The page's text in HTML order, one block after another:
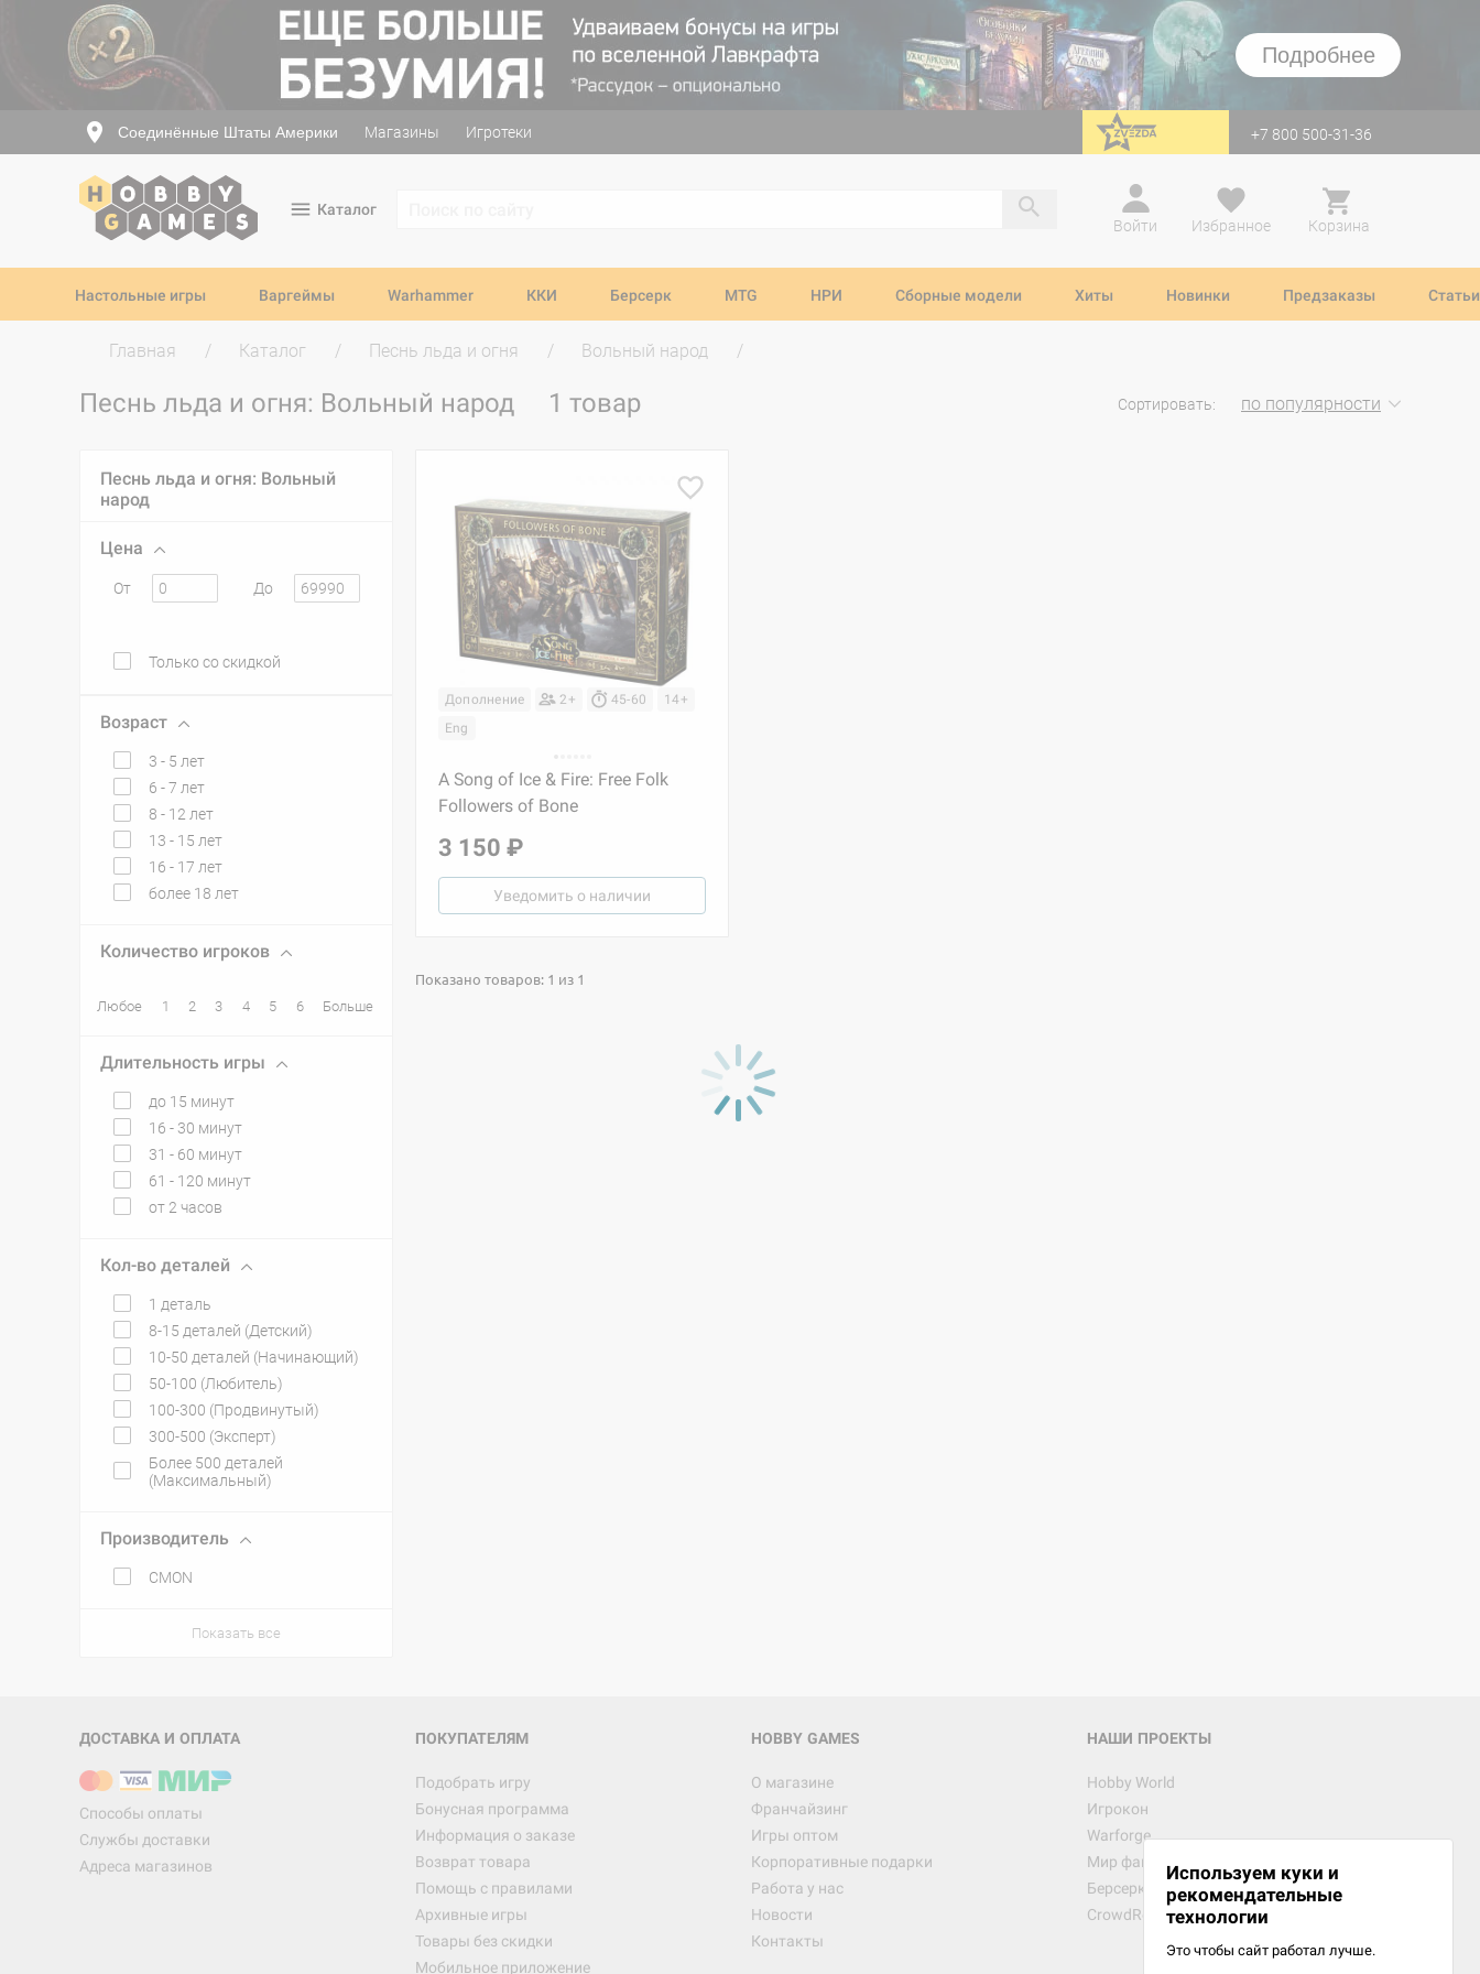
Подробнее
Соединённые Штаты Америки Магазины Игротеки перейти на Zvezda +7 800 500-31-36
Каталог
Войти
Избранное Корзина
Настольные игры Варгеймы Warhammer ККИ Берсерк MTG НРИ Сборные модели Хиты Новинки Предзаказы Статьи
Главная Каталог Песнь льда и огня Вольный народ
Песнь льда и огня: Вольный народ 1 товар Сортировать: по популярности
Песнь льда и огня: Вольный
народ
Цена
От До
Только со скидкой
Возраст
3 - 5 лет
6 - 7 лет
8 - 12 лет
13 - 15 лет
16 - 17 лет
более 18 лет
Количество игроков
Любое 1 2 3 4 5 6 Больше
Длительность игры
до 15 минут
16 - 30 минут
31 - 60 минут
61 - 120 минут
от 2 часов
Кол-во деталей
1 деталь
8-15 деталей (Детский)
10-50 деталей (Начинающий)
50-100 (Любитель)
100-300 (Продвинутый)
300-500 (Эксперт)
Более 500 деталей
(Максимальный)
Производитель
CMON
Показать все
Дополнение 2+ 45-60
14+
Eng
A Song of Ice & Fire: Free Folk
Followers of Bone
3 150 ₽
Уведомить о наличии
Показано товаров: 1 из 1
ДОСТАВКА И ОПЛАТА
Способы оплаты
Службы доставки
Адреса магазинов
ПОКУПАТЕЛЯМ
Подобрать игру
Бонусная программа
Информация о заказе
Возврат товара
Помощь с правилами
Архивные игры
Товары без скидки
Мобильное приложение
HOBBY GAMES
О магазине
Франчайзинг
Игры оптом
Корпоративные подарки
Работа у нас
Новости
Контакты
НАШИ ПРОЕКТЫ
Hobby World
Игрокон
Warforge
Мир фантастики
Берсерк
CrowdRepublic
Используем куки и
рекомендательные
технологии
Это чтобы сайт работал лучше.